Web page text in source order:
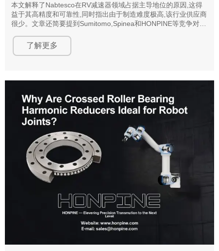
本文解释了Nabtesco在RV减速器领域占据主导地位的原因,这得
益于其高精度和可靠性,同时指出由于制造难度极高,该行业供应商
很少。文章还简要提到Sumitomo,Spinea和HONPINE等竞争对手
了解更多